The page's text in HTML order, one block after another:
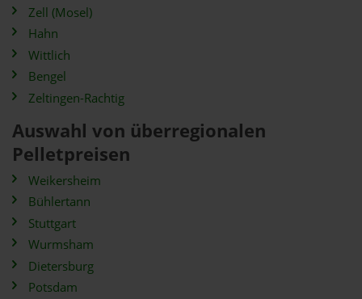
Zell (Mosel)
Hahn
Wittlich
Bengel
Zeltingen-Rachtig
Auswahl von überregionalen
Pelletpreisen
Weikersheim
Bühlertann
Stuttgart
Wurmsham
Dietersburg
Potsdam